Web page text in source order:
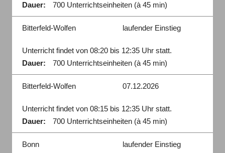
Dauer: 700 Unterrichtseinheiten (à 45 min)
Bitterfeld-Wolfen laufender Einstieg
Unterricht findet von 08:20 bis 12:35 Uhr statt.
Dauer:
700 Unterrichtseinheiten (à 45 min)
Bitterfeld-Wolfen 07.12.2026
Unterricht findet von 08:15 bis 12:35 Uhr statt.
Dauer:
700 Unterrichtseinheiten (à 45 min)
Bonn laufender Einstieg